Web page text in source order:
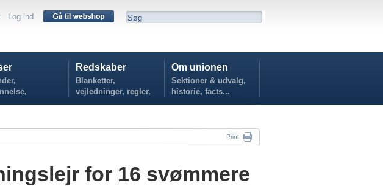
Log ind
Redskaber
Blanketter,
vejledninger, regler,
politikker...
Om unionen
Sektioner & udvalg,
historie, facts...
Print
for 16 svømmere